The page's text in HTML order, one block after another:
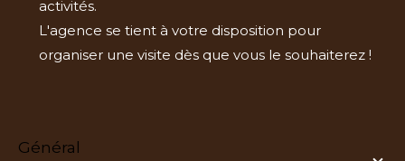
activités.
L'agence se tient à votre disposition pour
organiser une visite dès que vous le souhaiterez !
général